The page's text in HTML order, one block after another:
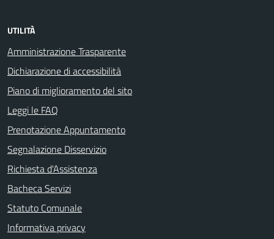
UTILITÀ
Amministrazione Trasparente
Dichiarazione di accessibilità
Piano di miglioramento del sito
Leggi le FAQ
Prenotazione Appuntamento
Segnalazione Disservizio
Richiesta d'Assistenza
Bacheca Servizi
Statuto Comunale
Informativa privacy